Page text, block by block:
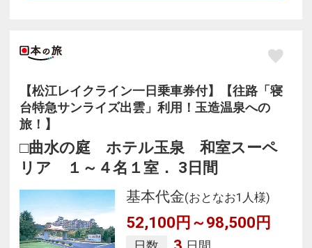
【松江レイクライン一日乗車券付】【往路「寝
台特急サンライズ出雲」利用！玉造温泉への
旅！】
□曲水の庭 ホテル玉泉 和室スーペ
リア １～４名１室． 3日間
基本代金(おとなお1人様)
52,100円～98,500円